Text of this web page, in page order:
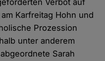
Verbot auf
Karfreitag Hohn und
Prozession
unter anderem
Sarah